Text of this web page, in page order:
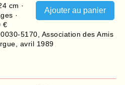
cm ·
·
€
5170 Association des Amis
avril 1989